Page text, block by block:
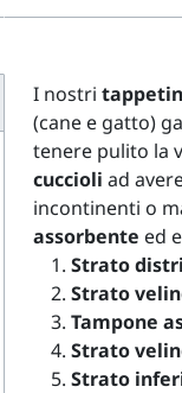
I nostri
(cane e gatto)
tenere pulito la
cuccioli ad
incontinenti o
assorbente ed
Strato
Strato
Tampone
Strato
Strato